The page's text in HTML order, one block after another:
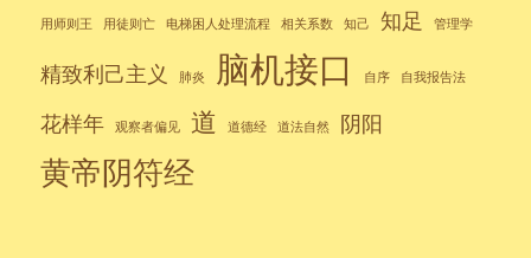
用师则王 用徒则亡 电梯困人处理流程 相关系数 知己 知足 管理学
精致利己主义 肺炎 脑机接口 自序 自我报告法
花样年 观察者偏见 道 道德经 道法自然 阴阳
黄帝阴符经